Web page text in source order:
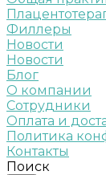
Филлеры
Новости
Новости
Блог
О компании
Сотрудники
Оплата и
Политика
Контакты
Поиск